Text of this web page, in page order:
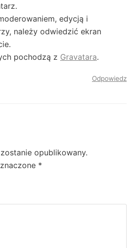
edycją i
należy odwiedzić ekran
pochodzą z Gravatara.
Odpowiedz
opublikowany.
*